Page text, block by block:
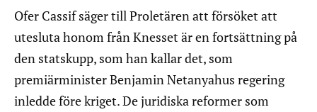
Ofer Cassif säger till Proletären att försöket att
utesluta honom från Knesset är en fortsättning på
den statskupp, som han kallar det, som
premiärminister Benjamin Netanyahus regering
inledde före kriget. De juridiska reformer som